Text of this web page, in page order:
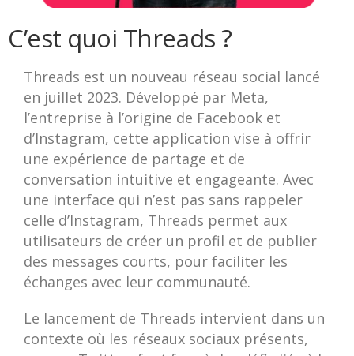
C’est quoi Threads ?
Threads est un nouveau réseau social lancé
en juillet 2023. Développé par Meta,
l’entreprise à l’origine de Facebook et
d’Instagram, cette application vise à offrir
une expérience de partage et de
conversation intuitive et engageante. Avec
une interface qui n’est pas sans rappeler
celle d’Instagram, Threads permet aux
utilisateurs de créer un profil et de publier
des messages courts, pour faciliter les
échanges avec leur communauté.
Le lancement de Threads intervient dans un
contexte où les réseaux sociaux présents,